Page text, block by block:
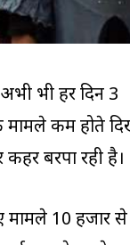
भी हर दिन 3
कम होते
बरपा रही है।
मामले 10 हजार से